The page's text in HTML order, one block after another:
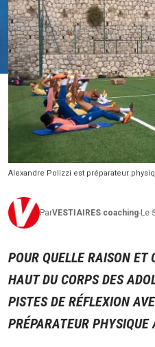
Alexandre Polizzi est préparateur
ParVESTIAIRES coaching-Le
POUR QUELLE RAISON ET
HAUT DU CORPS DES
PISTES DE RÉFLEXION
PRÉPARATEUR PHYSIQUE